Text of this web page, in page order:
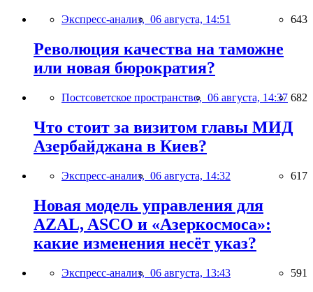
Экспресс-анализ, 06 августа, 14:51 643
Революция качества на таможне
или новая бюрократия?
Постсоветское пространство, 06 августа, 14:37 682
Что стоит за визитом главы МИД
Азербайджана в Киев?
Экспресс-анализ, 06 августа, 14:32 617
Новая модель управления для
AZAL, ASCO и «Азеркосмоса»:
какие изменения несёт указ?
Экспресс-анализ, 06 августа, 13:43 591